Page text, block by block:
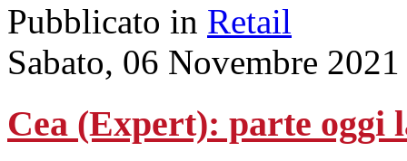
Pubblicato in Retail
Sabato, 06 Novembre
Cea (Expert): parte oggi